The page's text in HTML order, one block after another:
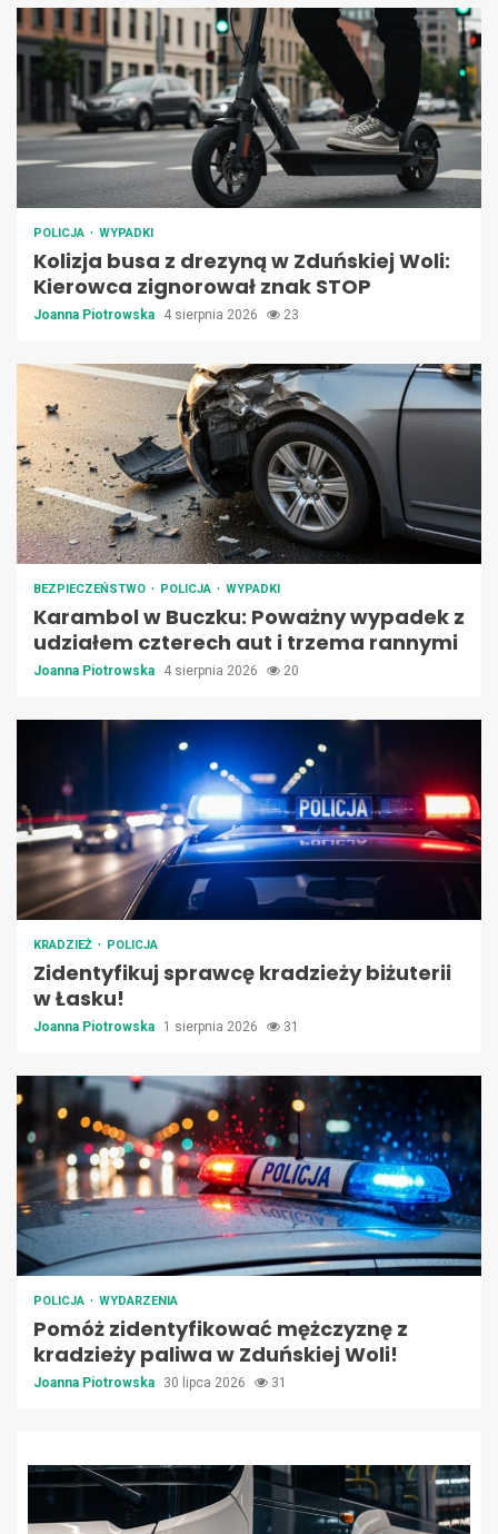
POLICJA WYPADKI
Kolizja busa z drezyną w Zduńskiej Woli:
Kierowca zignorował znak STOP
Joanna Piotrowska 4 sierpnia 2026 23
BEZPIECZEŃSTWO POLICJA WYPADKI
Karambol w Buczku: Poważny wypadek z
udziałem czterech aut i trzema rannymi
Joanna Piotrowska 4 sierpnia 2026 20
KRADZIEŻ POLICJA
Zidentyfikuj sprawcę kradzieży biżuterii
w Łasku!
Joanna Piotrowska 1 sierpnia 2026 31
POLICJA WYDARZENIA
Pomóż zidentyfikować mężczyznę z
kradzieży paliwa w Zduńskiej Woli!
Joanna Piotrowska 30 lipca 2026 31